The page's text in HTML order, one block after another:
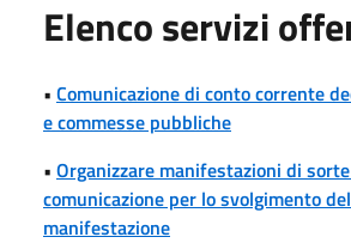
Elenco servizi
• Comunicazione di conto corrente
e commesse pubbliche
• Organizzare manifestazioni di
comunicazione per lo svolgimento
manifestazione